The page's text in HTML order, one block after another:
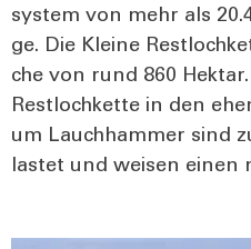
sys­tem von mehr als
ge. Die Klei­ne
che von rund 860
Rest­loch­ket­te in den
um Lauch­ham­mer sind
las­tet und wei­sen einen